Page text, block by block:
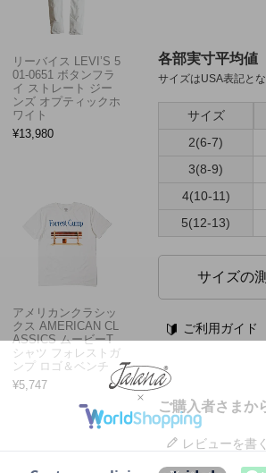
各部実寸平均値
サイズはUSA表記と
サイズ
2(6-7)
3(8-9)
4(10-11)
5(12-13)
サイズの
ご利用ガイド
ご購入者さまか
レビューを書く
リーバイス LEVI’S 5
01-0651 ボタンフラ
イ ストレート ジー
ンズ オプティックホ
ワイト
¥13,980
アメリカンクラシッ
クス AMERICAN CL
ASSICS ムービーT
シャツ フォレストガ
ンプ ロゴ＆ベンチ
¥5,747